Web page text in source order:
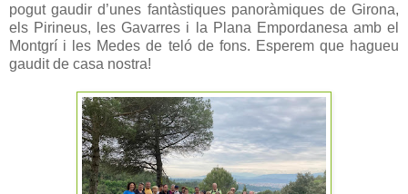
pogut gaudir d’unes fantàstiques panoràmiques de Girona,
els Pirineus, les Gavarres i la Plana Empordanesa amb el
Montgrí i les Medes de teló de fons. Esperem que hagueu
gaudit de casa nostra!